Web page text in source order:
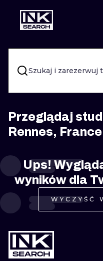
MIASTA
KRAKÓW
WROCŁAW
BERLIN
AMSTERDAM
PRAGA
Szukaj i zarezerwuj
Przeglądaj
Rennes, France
Ups!
wyników dla
WYCZYŚĆ